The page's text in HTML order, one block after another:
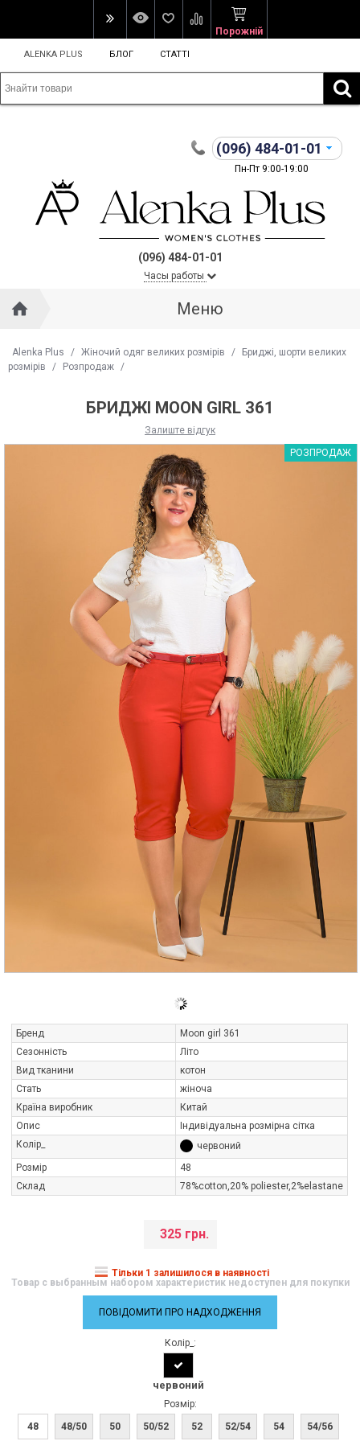
Порожній
ALENKA PLUS БЛОГ СТАТТІ
(096) 484-01-01
Пн-Пт 9:00-19:00
(096) 484-01-01
Часы работы
Меню
Alenka Plus / Жіночий одяг великих розмірів /
Бриджі, шорти великих
розмірів
/ Розпродаж /
БРИДЖІ MOON GIRL 361
Залиште відгук
РОЗПРОДАЖ
Бренд
Moon girl 361
Сезонність
Літо
Вид тканини
котон
Стать
жіноча
Країна виробник
Китай
Опис
Індивідуальна розмірна сітка
Колір_
червоний
Розмір
48
Склад
78%cotton,20% poliester,2%elastane
325 грн.
Тільки 1 залишилося в наявності
Товар с выбранным набором характеристик недоступен для покупки
ПОВІДОМИТИ ПРО НАДХОДЖЕННЯ
Колір_:
червоний
Розмір:
48
48/50 50 50/52 52 52/54 54 54/56